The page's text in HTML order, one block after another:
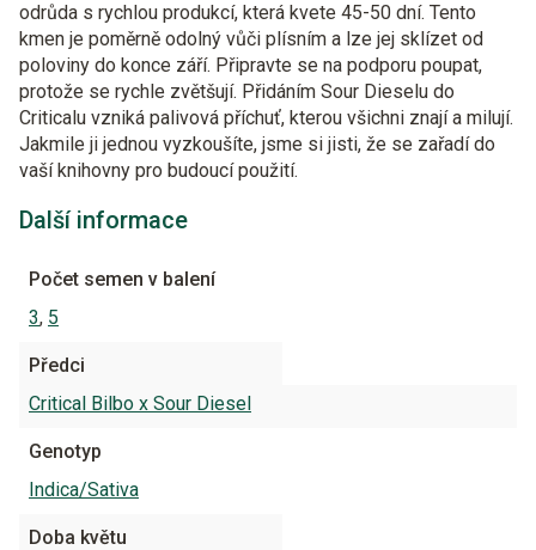
odrůda s rychlou produkcí, která kvete 45-50 dní. Tento
kmen je poměrně odolný vůči plísním a lze jej sklízet od
poloviny do konce září. Připravte se na podporu poupat,
protože se rychle zvětšují. Přidáním Sour Dieselu do
Criticalu vzniká palivová příchuť, kterou všichni znají a milují.
Jakmile ji jednou vyzkoušíte, jsme si jisti, že se zařadí do
vaší knihovny pro budoucí použití.
Další informace
Počet semen v balení
3, 5
Předci
Critical Bilbo x Sour Diesel
Genotyp
Indica/Sativa
Doba květu